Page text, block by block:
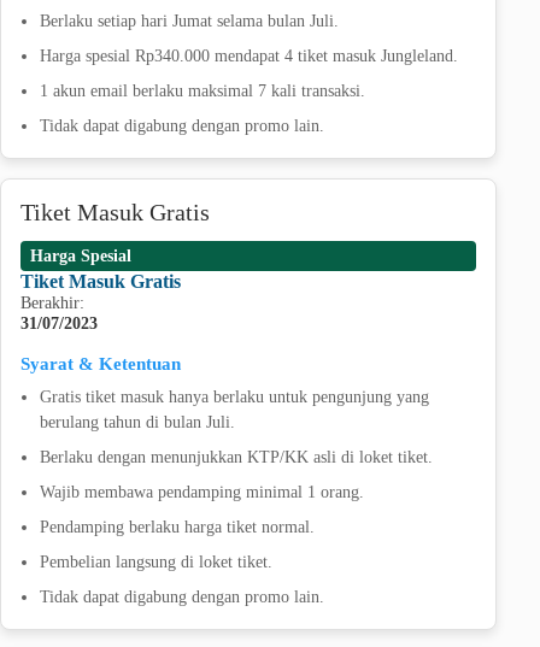
Berlaku setiap hari Jumat selama bulan Juli.
Harga spesial Rp340.000 mendapat 4 tiket masuk Jungleland.
1 akun email berlaku maksimal 7 kali transaksi.
Tidak dapat digabung dengan promo lain.
Tiket Masuk Gratis
Harga Spesial
Tiket Masuk Gratis
Berakhir:
31/07/2023
Syarat & Ketentuan
Gratis tiket masuk hanya berlaku untuk pengunjung yang
berulang tahun di bulan Juli.
Berlaku dengan menunjukkan KTP/KK asli di loket tiket.
Wajib membawa pendamping minimal 1 orang.
Pendamping berlaku harga tiket normal.
Pembelian langsung di loket tiket.
Tidak dapat digabung dengan promo lain.